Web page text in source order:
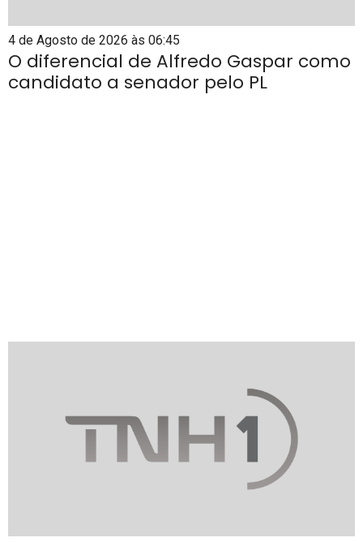
4 de Agosto de 2026 às 06:45
O diferencial de Alfredo Gaspar como
candidato a senador pelo PL